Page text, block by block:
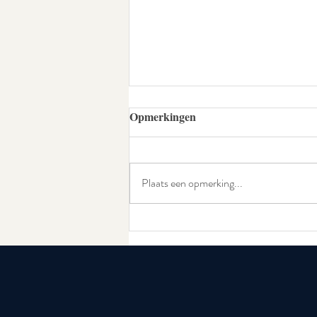
Medical Neurohumanities:
Sharing Insights from
Opmerkingen
Plaats een opmerking...